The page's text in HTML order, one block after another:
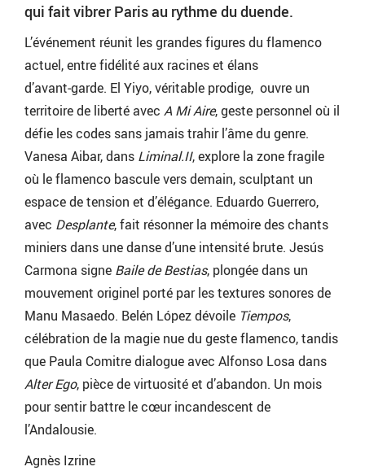
qui fait vibrer Paris au rythme du duende.
L’événement réunit les grandes figures du flamenco
actuel, entre fidélité aux racines et élans
d’avant‑garde. El Yiyo, véritable prodige, ouvre un
territoire de liberté avec A Mi Aire, geste personnel où il
défie les codes sans jamais trahir l’âme du genre.
Vanesa Aibar, dans Liminal.II, explore la zone fragile
où le flamenco bascule vers demain, sculptant un
espace de tension et d’élégance. Eduardo Guerrero,
avec Desplante, fait résonner la mémoire des chants
miniers dans une danse d’une intensité brute. Jesús
Carmona signe Baile de Bestias, plongée dans un
mouvement originel porté par les textures sonores de
Manu Masaedo. Belén López dévoile Tiempos,
célébration de la magie nue du geste flamenco, tandis
que Paula Comitre dialogue avec Alfonso Losa dans
Alter Ego, pièce de virtuosité et d’abandon. Un mois
pour sentir battre le cœur incandescent de
l’Andalousie.
Agnès Izrine